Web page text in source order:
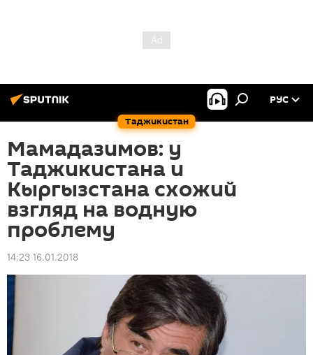
Таджикистан
РУС
Мамадазимов: у
Таджикистана и
Кыргызстана схожий
взгляд на водную
проблему
14:23 16.01.2018